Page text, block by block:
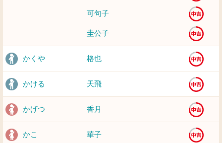
可句子
圭公子
かくや 格也
かける 天飛
かげつ 香月
かこ 華子